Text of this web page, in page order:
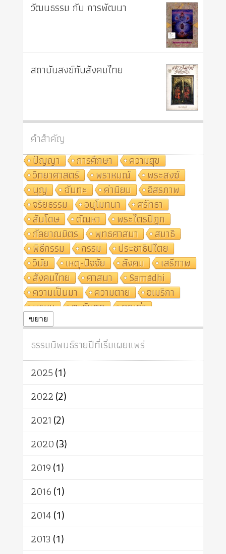
วัฒนธรรม กับ การพัฒนา
สถาบันสงฆ์กับสังคมไทย
คำสำคัญ
ปัญญา
การศึกษา
ความสุข
วิทยาศาสตร์
พราหมณ์
พระสงฆ์
บุญ
ฉันทะ ค่านิยม
อิสรภาพ
จริยธรรม
อนุโมทนา
ศรัทธา
สันโดษ
ตัณหา
พระไตรปิฎก
กัลยาณมิตร
พุทธศาสนา
สมาธิ
พิธีกรรม
กรรม
ประชาธิปไตย
วินัย
เหตุ-ปัจจัย สังคม
เสรีภาพ
สังคมไทย
ศาสนา
Samādhi
ความเป็นมา
ความตาย
อเมริกา
พรหม
ตะวันตก
คุณค่า
ปฏิจจสมุปบาท
ศาสนาประจำชาติ
อินเดีย
ผู้บริโภค
ธรรมาธิปไตย
จักร
การแยกรัฐกับศาสนา
ธรรมชาติ
เทคโนโลยี
สิทธิ
พุทธบริษัท
อัตถะ
เทวดา
ขยาย
ธรรมนิพนธ์รายปีที่เริ่มเผยแพร่
2025(1)
2022(2)
2021 (2)
2020(3)
2019(1)
2016(1)
2014(1)
2013 (1)